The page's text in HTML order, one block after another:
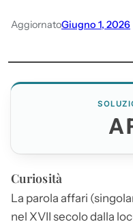
AggiornatoGiugno 1, 2026
Curiosità
La parola affari
nel XVII secolo dalla